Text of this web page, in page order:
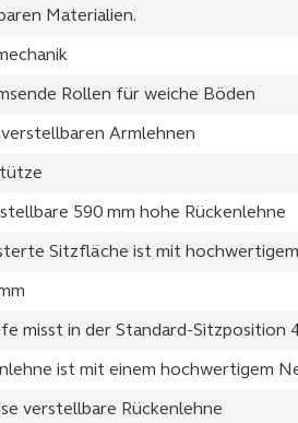
Materialien.
Rollen für weiche Böden
Armlehnen
590 mm hohe Rückenlehne
Sitzfläche ist mit
misst in der Standard-Sitzposition
ist mit einem hochwertigem
verstellbare Rückenlehne